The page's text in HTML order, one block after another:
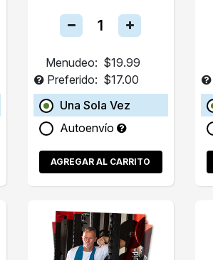
Menudeo: $19.99
Preferido: $17.00
Una Sola Vez
Autoenvío
AGREGAR AL CARRITO